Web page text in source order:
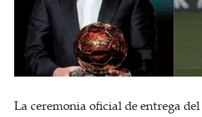
La ceremonia oficial de entrega